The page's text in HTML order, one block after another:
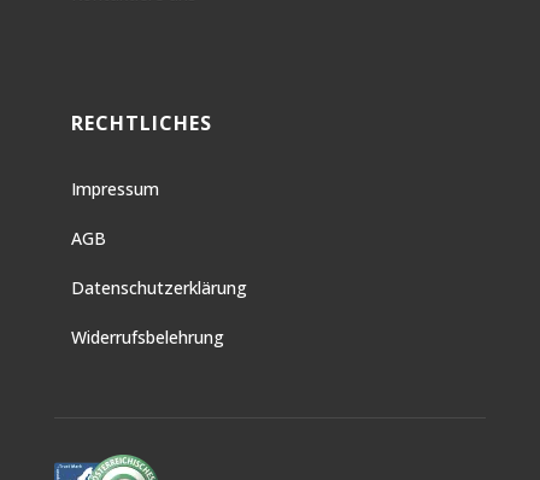
RECHTLICHES
Impressum
AGB
Datenschutzerklärung
Widerrufsbelehrung